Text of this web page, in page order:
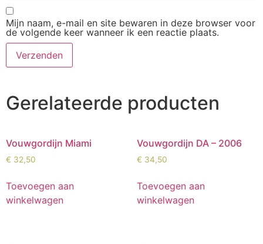
Mijn naam, e-mail en site bewaren in deze browser voor
de volgende keer wanneer ik een reactie plaats.
Gerelateerde producten
Vouwgordijn Miami
€ 32,50
Toevoegen aan
winkelwagen
Vouwgordijn DA – 2006
€ 34,50
Toevoegen aan
winkelwagen